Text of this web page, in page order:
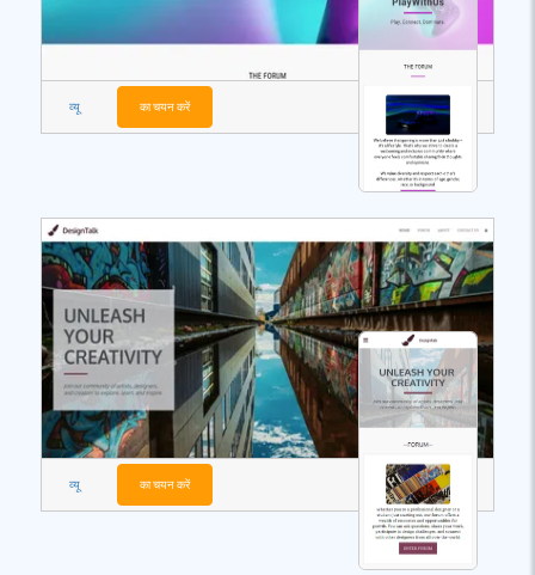
व्यू का चयन करें
व्यू का चयन करें